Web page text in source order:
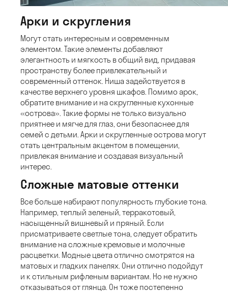
Арки и скругления
Могут стать интересным и современным
элементом. Такие элементы добавляют
элегантность и мягкость в общий вид, придавая
пространству более привлекательный и
современный оттенок. Ниша задействуется в
качестве верхнего уровня шкафов. Помимо арок,
обратите внимание и на скругленные кухонные
«острова». Такие формы не только визуально
приятнее и мягче для глаз, они безопаснее для
семей с детьми. Арки и скругленные острова могут
стать центральным акцентом в помещении,
привлекая внимание и создавая визуальный
интерес.
Сложные матовые оттенки
Все больше набирают популярность глубокие тона.
Например, теплый зеленый, терракотовый,
насыщенный вишневый и пряный. Если
присматриваете светлые тона, следует обратить
внимание на сложные кремовые и молочные
расцветки. Модные цвета отлично смотрятся на
матовых и гладких панелях. Они отлично подойдут
и к стильным рифленым вариантам. Но не нужно
отказываться от глянца. Он тоже постепенно